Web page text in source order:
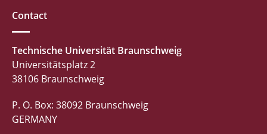
Contact
Technische Universität Braunschweig
Universitätsplatz 2
38106 Braunschweig
P. O. Box: 38092 Braunschweig
GERMANY